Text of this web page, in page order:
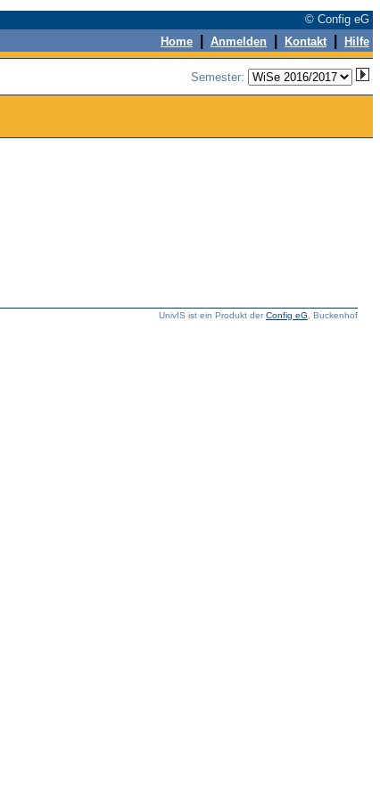
© Config eG
Home Anmelden Kontakt Hilfe
Semester:
UnivIS ist ein Produkt derConfig eG , Buckenhof